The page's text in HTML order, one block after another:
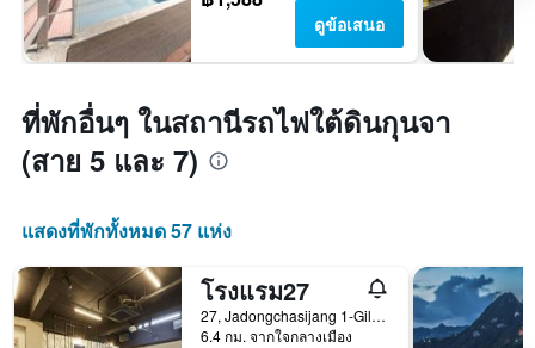
ดูข้อเสนอ
ที่พักอื่นๆ ในสถานีรถไฟใต้ดินกุนจา
(สาย 5 และ 7)
แสดงที่พักทั้งหมด 57 แห่ง
โรงแรม27
27, Jadongchasijang 1-Gil, โซล, เกาหลีใต้
6.4 กม. จากใจกลางเมือง